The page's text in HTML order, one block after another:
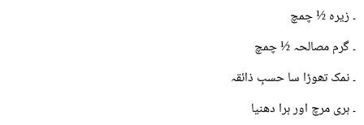
۔ زیرہ ½ چمچ
۔ گرم مصالحہ ½ چمچ
۔ نمک تھوڑا سا حسبِ ذائقہ
۔ ہری مرچ اور ہرا دھنیا